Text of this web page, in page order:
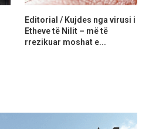
Editorial / Kujdes nga virusi i
Etheve të Nilit – më të
rrezikuar moshat e...